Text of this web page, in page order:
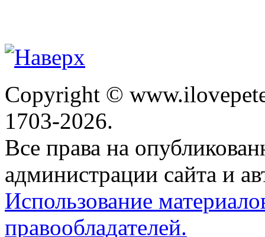
Copyright ©
1703-2026.
Все права на
администрации сайта и
Использование
правообладателей.